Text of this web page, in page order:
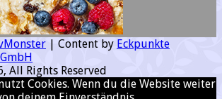
| Content by Eckpunkte
All Rights Reserved
Cookies. Wenn du die Website weiter